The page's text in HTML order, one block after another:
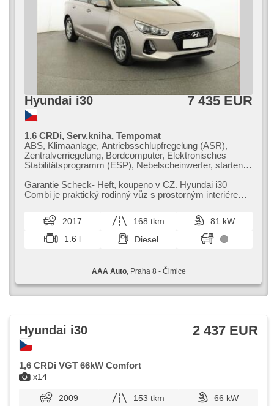
Hyundai i30 7 435 EUR
1.6 CRDi, Serv.kniha, Tempomat
ABS, Klimaanlage, Antriebsschlupfregelung (ASR),
Zentralverriegelung, Bordcomputer, Elektronisches
Stabilitätsprogramm (ESP), Nebelscheinwerfer, starten
Parkassistent, El. Spiegel, Servolenkung, El.
Seitenscheiben, Dachträger, Autoradio, Handgetriebe
Garantie Scheck​- Heft,​ koupeno v CZ. Hyundai i30
Combi je praktický rodinný vůz s prostorným interiérem
2017 168 tkm
81 kW
1.6 l
Diesel
AAA Auto, Praha 8 - Čimice
x14
Hyundai i30 2 437 EUR
1,6 CRDi VGT 66kW Comfort
2009 153 tkm
66 kW